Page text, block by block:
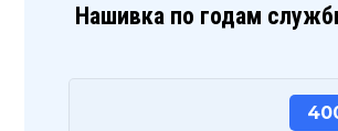
Нашивка по годам